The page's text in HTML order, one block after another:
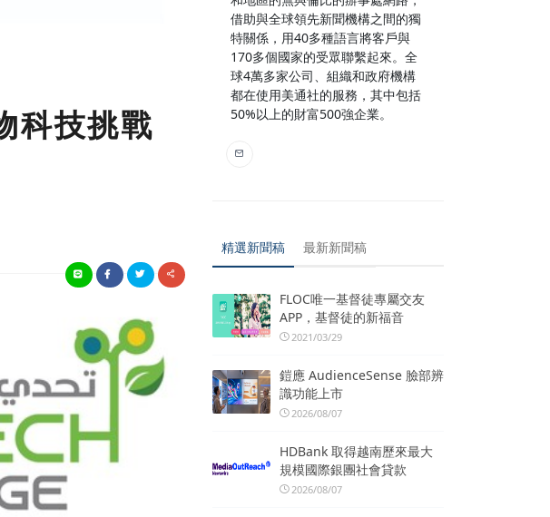
科技挑戰
借助與全球領先新聞機構之間的獨
特關係，用40多種語言將客戶與
170多個國家的受眾聯繫起來。全
球4萬多家公司、組織和政府機構
都在使用美通社的服務，其中包括
50%以上的財富500強企業。
精選新聞稿 最新新聞稿
FLOC唯一基督徒專屬交友
APP，基督徒的新福音
2021/03/29
鎧應 AudienceSense 臉部辨
識功能上市
2026/08/07
HDBank 取得越南歷來最大
規模國際銀團社會貸款
2026/08/07